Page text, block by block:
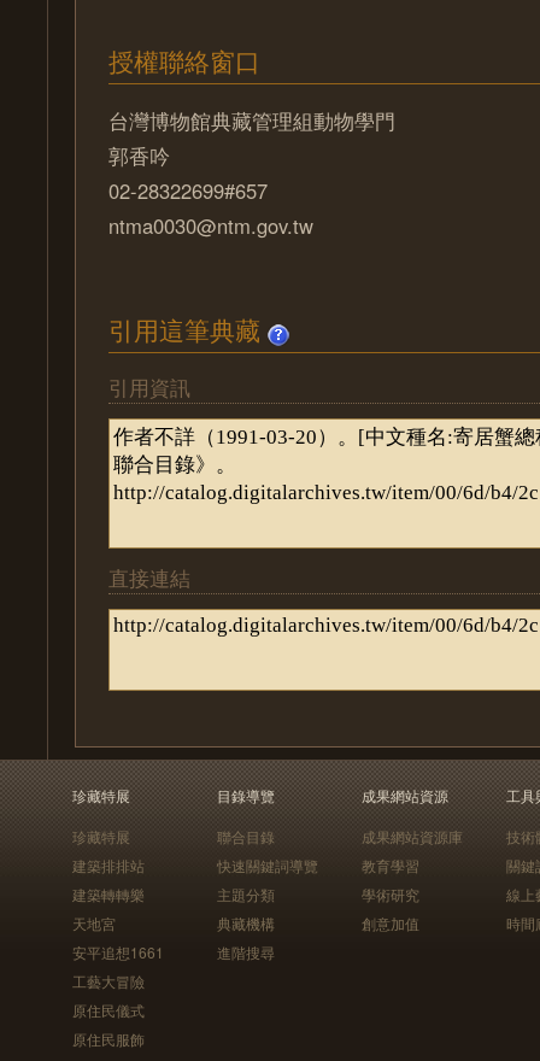
授權聯絡窗口
台灣博物館典藏管理組動物學門
郭香吟
02-28322699#657
ntma0030@ntm.gov.tw
引用這筆典藏
引用資訊
直接連結
珍藏特展
珍藏特展
建築排排站
建築轉轉樂
天地宮
安平追想1661
工藝大冒險
原住民儀式
原住民服飾
目錄導覽
聯合目錄
快速關鍵詞導覽
主題分類
典藏機構
進階搜尋
成果網站資源
成果網站資源庫
教育學習
學術研究
創意加值
工具
技術
關鍵
線上
時間